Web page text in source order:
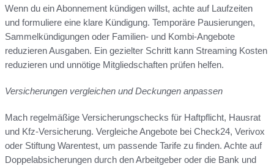
Wenn du ein Abonnement kündigen willst, achte auf Laufzeiten
und formuliere eine klare Kündigung. Temporäre Pausierungen,
Sammelkündigungen oder Familien- und Kombi-Angebote
reduzieren Ausgaben. Ein gezielter Schritt kann Streaming Kosten
reduzieren und unnötige Mitgliedschaften prüfen helfen.
Versicherungen vergleichen und Deckungen anpassen
Mach regelmäßige Versicherungschecks für Haftpflicht, Hausrat
und Kfz-Versicherung. Vergleiche Angebote bei Check24, Verivox
oder Stiftung Warentest, um passende Tarife zu finden. Achte auf
Doppelabsicherungen durch den Arbeitgeber oder die Bank und